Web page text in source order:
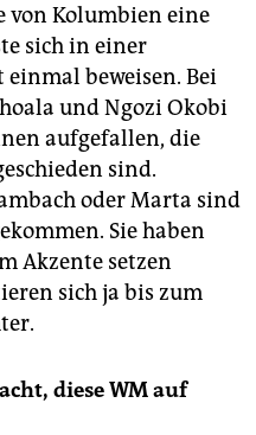
von Kolumbien eine
sich in einer
einmal beweisen. Bei
und Ngozi Okobi
aufgefallen, die
sind.
oder Marta sind
Sie haben
Akzente setzen
sich ja bis zum
diese WM auf